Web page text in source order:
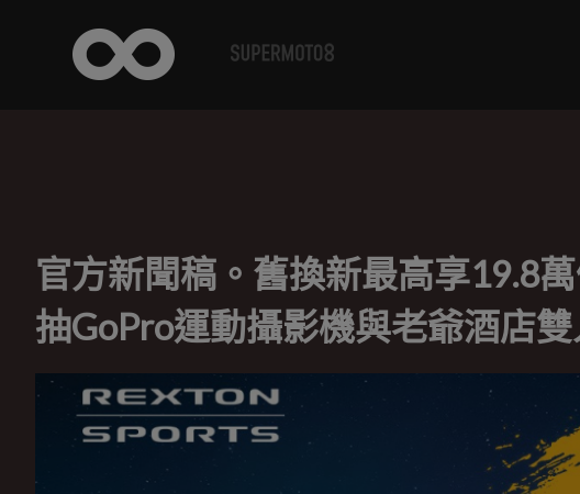
官方新聞稿。舊換新最高享19.8
抽GoPro運動攝影機與老爺酒店